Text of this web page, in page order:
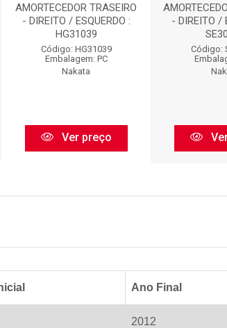
AMORTECEDOR TRASEIRO
- DIREITO / ESQUERDO :
HG31039
Código: HG31039
Embalagem: PC
Nakata
Ver preço
- DIREITO /
Código:
Ano Final
2012